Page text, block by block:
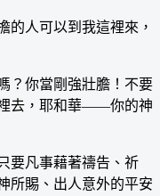
人可以到我這裡來，
你當剛強壯膽！不要
去，耶和華——你的神
凡事藉著禱告、祈
所賜、出人意外的平安